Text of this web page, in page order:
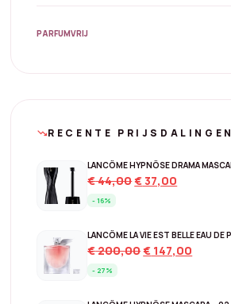
PARFUMVRIJ
trending_downRECENTE PRIJSDALINGEN
€44,00Original
€37,00
- 16%
€200,00Original
€ 200,00.
€ 147,00
- 27%